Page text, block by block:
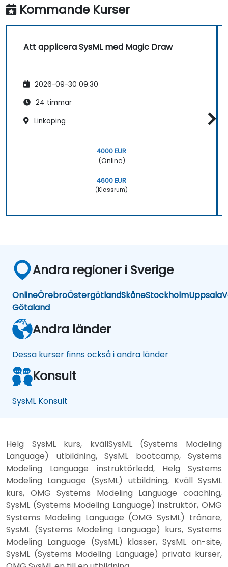
Kommande Kurser
Att applicera SysML med Magic Draw
2026-09-30 09:30
24 timmar
Linköping
4000 EUR
(Online)
4600 EUR
(Klassrum)
Andra regioner i Sverige
OnlineÖrebroÖstergötlandSkåneStockholmUppsala
Götaland
Andra länder
Dessa kurser finns också i andra länder
Konsult
SysML Konsult
Helg SysML kurs, kvällSysML (Systems Modeling
Language) utbildning, SysML bootcamp, Systems
Modeling Language instruktörledd, Helg Systems
Modeling Language (SysML) utbildning, Kväll SysML
kurs, OMG Systems Modeling Language coaching,
SysML (Systems Modeling Language) instruktör, OMG
Systems Modeling Language (OMG SysML) tränare,
SysML (Systems Modeling Language) kurs, Systems
Modeling Language (SysML) klasser, SysML on-site,
SysML (Systems Modeling Language) privata kurser,